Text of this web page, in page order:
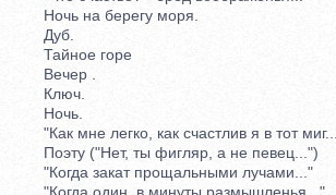
Ночь на берегу моря.
Дуб.
Тайное горе
Вечер .
Ключ.
Ночь.
"Как мне легко, как счастлив я в тот
Поэту ("Нет, ты фигляр, а не певец...")
"Когда закат прощальными лучами..."
"Когда один, в минуты размышленья..."